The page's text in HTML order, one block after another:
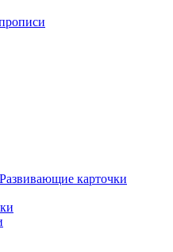
Развивающие карточки